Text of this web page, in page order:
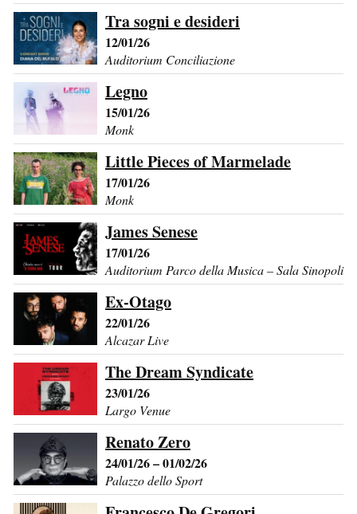
Tra sogni e desideri
12/01/26
Auditorium Conciliazione
Legno
15/01/26
Monk
Little Pieces of Marmelade
17/01/26
Monk
James Senese
17/01/26
Auditorium Parco della Musica – Sala Sinopoli
Ex-Otago
22/01/26
Alcazar Live
The Dream Syndicate
23/01/26
Largo Venue
Renato Zero
24/01/26 – 01/02/26
Palazzo dello Sport